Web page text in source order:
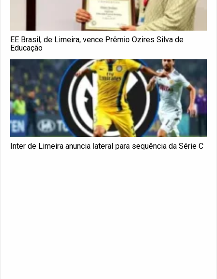
EE Brasil, de Limeira, vence Prêmio Ozires Silva de
Educação
Inter de Limeira anuncia lateral para sequência da Série C